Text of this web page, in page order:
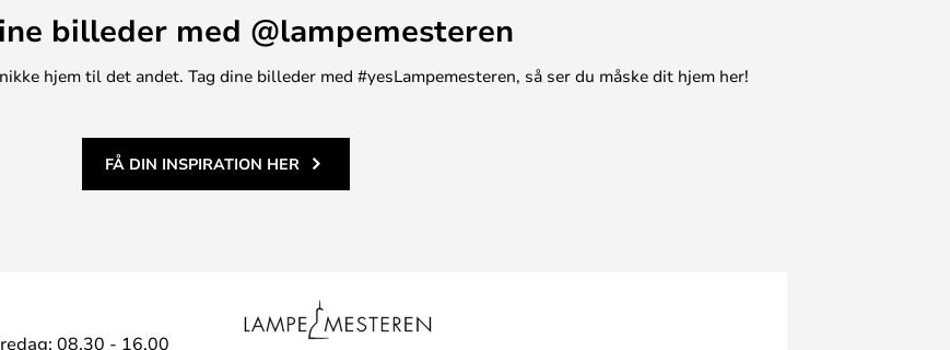
billeder med @lampemesteren
hjem til det andet. Tag dine billeder med #yesLampemesteren, så ser du måske dit hjem her!
FÅ DIN INSPIRATION HER
08.30 - 16.00